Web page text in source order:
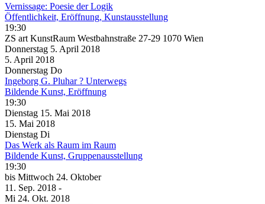
Vernissage: Poesie der Logik
Öffentlichkeit, Eröffnung, Kunstausstellung
19:30
ZS art KunstRaum Westbahnstraße 27-29 1070 Wien
Donnerstag 5. April 2018
5. April 2018
Donnerstag Do
Ingeborg G. Pluhar ? Unterwegs
Bildende Kunst, Eröffnung
19:30
Dienstag 15. Mai 2018
15. Mai 2018
Dienstag Di
Das Werk als Raum im Raum
Bildende Kunst, Gruppenausstellung
19:30
bis Mittwoch 24. Oktober
11. Sep. 2018 -
Mi 24. Okt. 2018